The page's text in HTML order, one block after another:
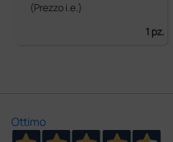
(Prezzo i.e.)
1 pz.
Ottimo